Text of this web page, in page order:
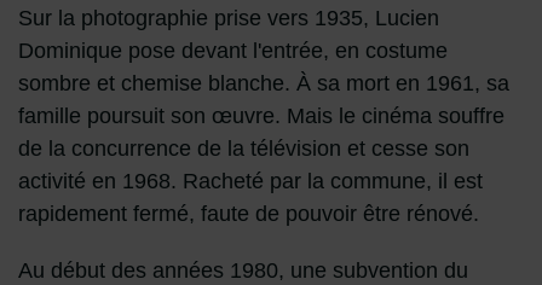
Sur la photographie prise vers 1935, Lucien
Dominique pose devant l'entrée, en costume
sombre et chemise blanche. À sa mort en 1961, sa
famille poursuit son œuvre. Mais le cinéma souffre
de la concurrence de la télévision et cesse son
activité en 1968. Racheté par la commune, il est
rapidement fermé, faute de pouvoir être rénové.
Au début des années 1980, une subvention du